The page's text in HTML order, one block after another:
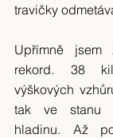
travičky
Upřímně jsem
rekord. 38
výškových
tak ve stanu
hladinu. Až